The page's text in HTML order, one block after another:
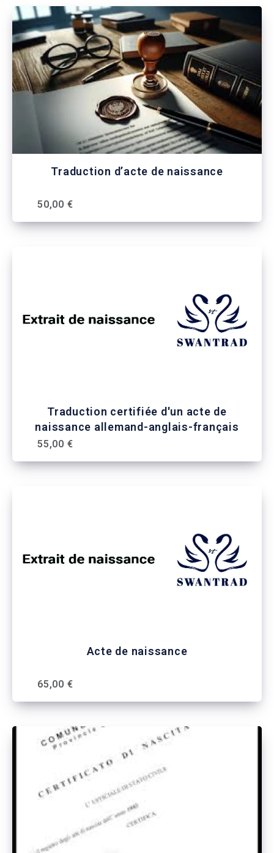
Traduction d’acte de naissance
50,00 €
Traduction certifiée d'un acte de
naissance allemand-anglais-français
55,00 €
Acte de naissance
65,00 €